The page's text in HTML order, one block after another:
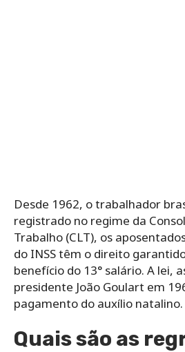
Desde 1962, o trabalhador
registrado no regime da
Trabalho (CLT), os
do INSS têm o direito
benefício do 13° salário. A lei,
presidente João Goulart em
pagamento do auxílio natalino.
Quais são as